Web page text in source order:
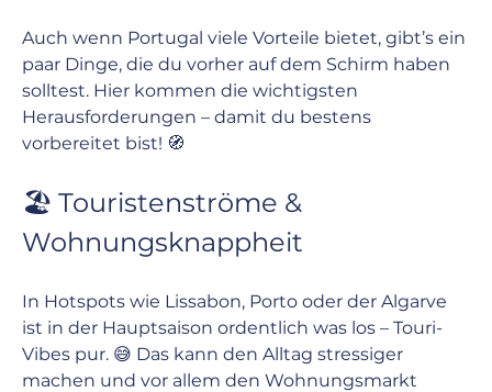
Auch wenn Portugal viele Vorteile bietet, gibt’s ein
paar Dinge, die du vorher auf dem Schirm haben
solltest. Hier kommen die wichtigsten
Herausforderungen – damit du bestens
vorbereitet bist! 🧭
🏖️ Touristenströme &
Wohnungsknappheit
In Hotspots wie Lissabon, Porto oder der Algarve
ist in der Hauptsaison ordentlich was los – Touri-
Vibes pur. 😅 Das kann den Alltag stressiger
machen und vor allem den Wohnungsmarkt